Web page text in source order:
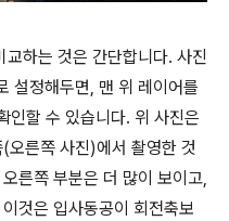
하는 것은 간단합니다. 사진
설정해두면, 맨 위 레이어를
할 수 있습니다. 위 사진은
오른쪽 사진)에서 촬영한 것
른쪽 부분은 더 많이 보이고,
것은 입사동공이 회전축보